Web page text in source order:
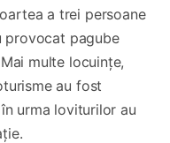
a trei persoane
provocat pagube
multe locuințe,
au fost
urma loviturilor au